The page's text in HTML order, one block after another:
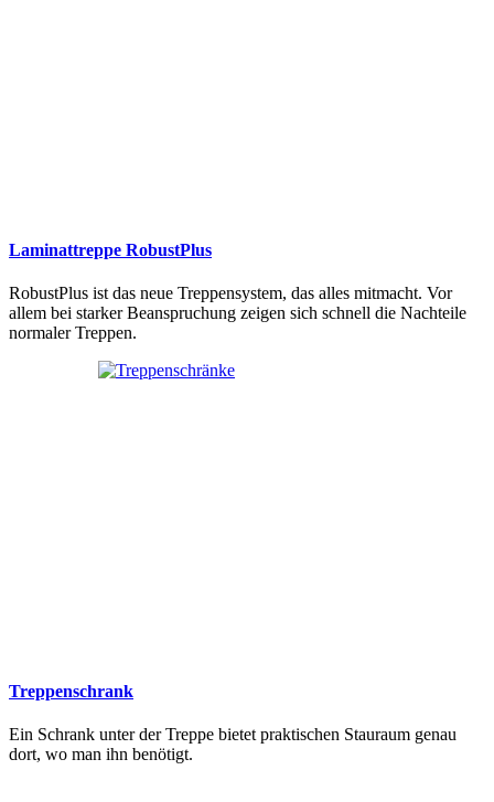
Laminattreppe RobustPlus
RobustPlus ist das neue Treppensystem, das alles mitmacht. Vor
allem bei starker Beanspruchung zeigen sich schnell die Nachteile
normaler Treppen.
Treppenschrank
Ein Schrank unter der Treppe bietet praktischen Stauraum genau
dort, wo man ihn benötigt.